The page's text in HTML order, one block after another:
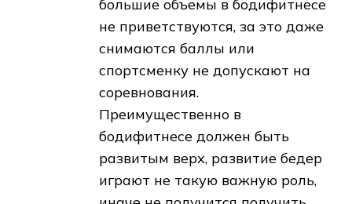
большие объемы в бодифитнесе
не приветствуются, за это даже
снимаются баллы или
спортсменку не допускают на
соревнования.
Преимущественно в
бодифитнесе должен быть
развитым верх, развитие бедер
играют не такую важную роль,